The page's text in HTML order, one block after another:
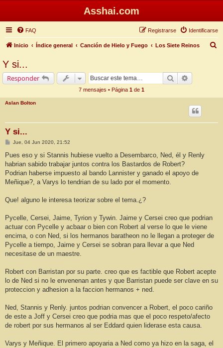
Asshai.com
FAQ Identificarse
Registrarse
Inicio Índice general Canción de Hielo y Fuego Los Siete Reinos
Y si...
Responder Buscar
7 mensajes • Página 1 de 1
Aslan Bolton
Y si...
M
n
a
j
Jue, 04 Jun 2020, 21:52
Pues eso y si Stannis hubiese vuelto a Desembarco, Ned, él y Renly
habrian sabido trabajar juntos contra los Bastardos de Robert?
Podrian haberse impuesto al bando Lannister y ganado el apoyo de
Meñique?, a Varys lo tendrian de su lado por el momento.
Que! alguno le interesa teorizar sobre el tema.¿?
Pycelle, Cersei, Jaime, Tyrion y Tywin. Jaime y Cersei creo que podrian
actuar con Pycelle y acbaar o bien con Robert al verse lo que le viene
encima, o con Ned, si los hermanos baratheon no le llegan a proteger de
Pycelle a tiempo, Jaime y Cersei se sobran para llevar a que Ned
necesitase de un maestre.
Robert con Barristan por su parte. creo que es factible que Robert acepte
lo de Ned si no le envenenan antes y que Barristan puede ser clave en su
proteccion y adhesion a la faccion hermanos + ned.
Ned, Stannis y Renly. juntos podrian convencer a Robert, el poco cariño
de este a Joff y Cersei creo que podria mas que el poco respeto/afecto
de robert por sus hermanos al ser Eddard quien liderase esta causa.
Varys y Meñique. El primero apoyaria a Ned como ya hizo en la saga, el